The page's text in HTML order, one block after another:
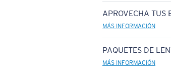
APROVECHA TUS
MÁS INFORMACIÓN
PAQUETES DE
MÁS INFORMACIÓN